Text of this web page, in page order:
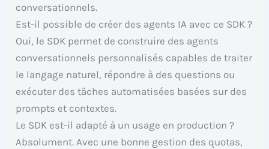
conversationnels.
Est-il possible de créer des agents IA avec ce SDK ?
Oui, le SDK permet de construire des agents
conversationnels personnalisés capables de traiter
le langage naturel, répondre à des questions ou
exécuter des tâches automatisées basées sur des
prompts et contextes.
Le SDK est-il adapté à un usage en production ?
Absolument. Avec une bonne gestion des quotas,